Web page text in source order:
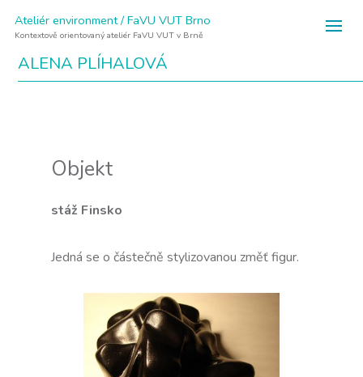
Ateliér environment / FaVU VUT Brno
Kontextově orientovaný ateliér FaVU VUT v Brně
ALENA PLÍHALOVÁ
Objekt
stáž Finsko
Jedná se o částečně stylizovanou změť figur.